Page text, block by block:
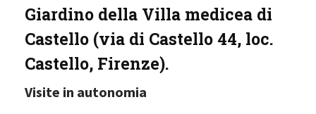
Giardino della Villa medicea di
Castello (via di Castello 44, loc.
Castello, Firenze).
Visite in autonomia